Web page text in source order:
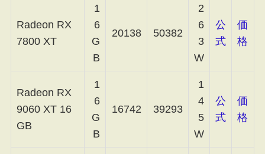
Radeon RX
7800 XT
1
6
G
B
20138 50382
2
6
3
W
公
式
価
格
Radeon RX
9060 XT 16
GB
1
6
G
B
16742 39293
1
4
5
W
公
式
価
格